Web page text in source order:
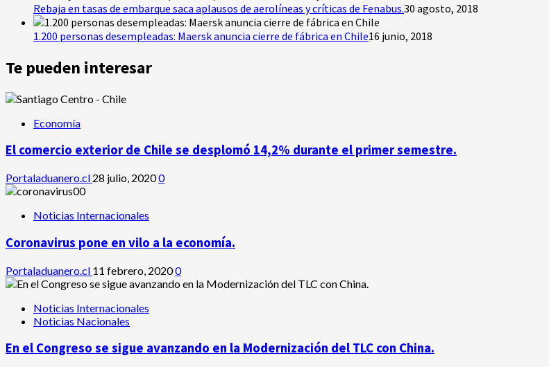
Rebaja en tasas de embarque saca aplausos de aerolíneas y críticas de Fenabus.30 agosto, 2018
1.200 personas desempleadas: Maersk anuncia cierre de fábrica en Chile16 junio, 2018
Te pueden interesar
Economía
El comercio exterior de Chile se desplomó 14,2% durante el primer semestre.
Portaladuanero.cl 28 julio, 20200
Noticias Internacionales
Coronavirus pone en vilo a la economía.
Portaladuanero.cl 11 febrero, 20200
Noticias Internacionales
Noticias Nacionales
En el Congreso se sigue avanzando en la Modernización del TLC con China.